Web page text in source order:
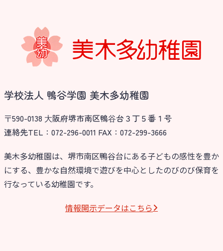
学校法人 鴨谷学園 美木多幼稚園
〒590-0138 ⼤阪府堺市南区鴨⾕台３丁５番１号
連絡先TEL：072-296-0011 FAX：072-299-3666
美木多幼稚園は、堺市南区鴨谷台にある子どもの感性を豊か
にする、豊かな自然環境で遊びを中心としたのびのび保育を
行なっている幼稚園です。
情報開⽰データはこちら